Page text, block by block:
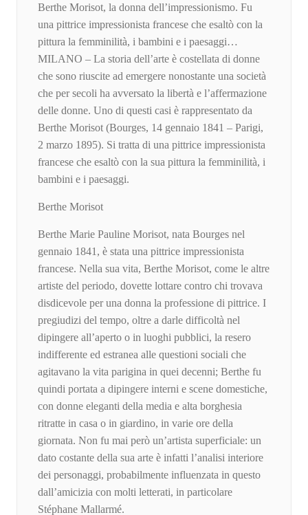
Berthe Morisot, la donna dell’impressionismo. Fu
una pittrice impressionista francese che esaltò con la
pittura la femminilità, i bambini e i paesaggi…
MILANO – La storia dell’arte è costellata di donne
che sono riuscite ad emergere nonostante una società
che per secoli ha avversato la libertà e l’affermazione
delle donne. Uno di questi casi è rappresentato da
Berthe Morisot (Bourges, 14 gennaio 1841 – Parigi,
2 marzo 1895). Si tratta di una pittrice impressionista
francese che esaltò con la sua pittura la femminilità, i
bambini e i paesaggi.
Berthe Morisot
Berthe Marie Pauline Morisot, nata Bourges nel
gennaio 1841, è stata una pittrice impressionista
francese. Nella sua vita, Berthe Morisot, come le altre
artiste del periodo, dovette lottare contro chi trovava
disdicevole per una donna la professione di pittrice. I
pregiudizi del tempo, oltre a darle difficoltà nel
dipingere all’aperto o in luoghi pubblici, la resero
indifferente ed estranea alle questioni sociali che
agitavano la vita parigina in quei decenni; Berthe fu
quindi portata a dipingere interni e scene domestiche,
con donne eleganti della media e alta borghesia
ritratte in casa o in giardino, in varie ore della
giornata. Non fu mai però un’artista superficiale: un
dato costante della sua arte è infatti l’analisi interiore
dei personaggi, probabilmente influenzata in questo
dall’amicizia con molti letterati, in particolare
Stéphane Mallarmé.